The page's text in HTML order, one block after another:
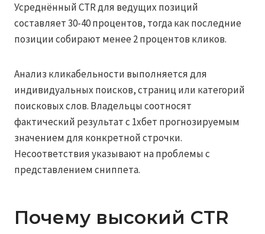
Усреднённый CTR для ведущих позиций
составляет 30-40 процентов, тогда как последние
позиции собирают менее 2 процентов кликов.
Анализ кликабельности выполняется для
индивидуальных поисков, страниц или категорий
поисковых слов. Владельцы соотносят
фактический результат с 1хбет прогнозируемым
значением для конкретной строчки.
Несоответствия указывают на проблемы с
представлением сниппета.
Почему высокий CTR